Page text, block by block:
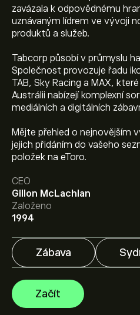
zavázala k odpovědnému
uznávaným lídrem ve vývoji
produktů a služeb.
Tabcorp působí v průmyslu
Společnost provozuje řadu
TAB, Sky Racing a MAX,
Austrálii nabízejí komplexní
mediálních a digitálních
Mějte přehled o nejnovějším
jejich přidáním do vašeho
položek na eToro.
CEO
Gillon McLachlan
Založeno
1994
Zábava
Začít
Aktuální cena akcie TAH.ASX
Průměrný cenový cíl pro
Limited je 0.885‎A$‎.
detailní prognózy analytiků i
Analytici nabízí prognózy pro
Limited na základě tržních
očekávaného růstu. Podívejte
budoucího vývoje cen.
Tržní kapitalizace Tabcorp